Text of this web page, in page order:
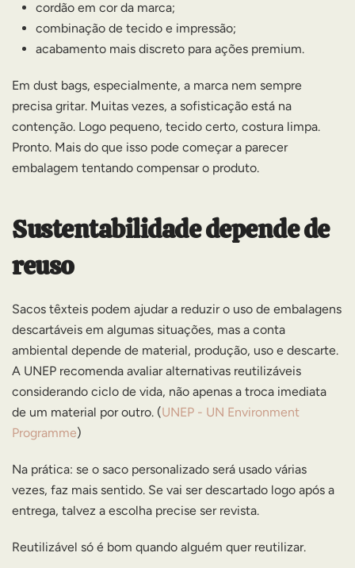
cordão em cor da marca;
combinação de tecido e impressão;
acabamento mais discreto para ações premium.
Em dust bags, especialmente, a marca nem sempre
precisa gritar. Muitas vezes, a sofisticação está na
contenção. Logo pequeno, tecido certo, costura limpa.
Pronto. Mais do que isso pode começar a parecer
embalagem tentando compensar o produto.
Sustentabilidade depende de
reuso
Sacos têxteis podem ajudar a reduzir o uso de embalagens
descartáveis em algumas situações, mas a conta
ambiental depende de material, produção, uso e descarte.
A UNEP recomenda avaliar alternativas reutilizáveis
considerando ciclo de vida, não apenas a troca imediata
de um material por outro. (UNEP - UN Environment
Programme)
Na prática: se o saco personalizado será usado várias
vezes, faz mais sentido. Se vai ser descartado logo após a
entrega, talvez a escolha precise ser revista.
Reutilizável só é bom quando alguém quer reutilizar.